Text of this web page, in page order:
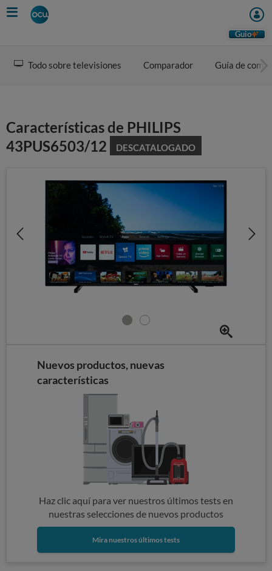
Skip
to
Guio
Todo sobre televisiones Comparador Guía de
Características de PHILIPS
43PUS6503/12
DESCATALOGADO
Nuevos productos, nuevas
características
Haz clic aquí para ver nuestros últimos tests en
nuestras selecciones de nuevos productos
Mira nuestros últimos tests